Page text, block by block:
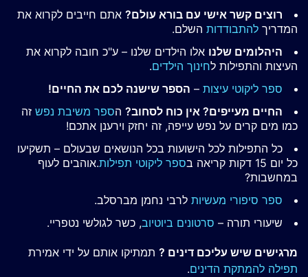
רוצים קשר אישי עם בורא עולם? אתם חייבים לקרוא את
המדריך להתבודדות השלם.
היהלומים שלנו אלו הילדים שלנו – ע"כ חובה לקרוא את
העיצות והתפילות לחינוך הילדים.
ספר ליקוטי עיצות – הספר שישנה לכם את החיים!
החיים מעייפים? אין כוח לסחוב? הספר משיבת נפש זה
כמו מים קרים על נפש עייפה, זה יחזק וירענן אתכם!
כל התפילות לכל הישועות בכל הנושאים שבעולם – תשקיעו
כל יום 15 דקות קריאה ב
ספר ליקוטי תפילות.אוהבים לעוף
במחשבות?
ספר סיפורי מעשיות לרבי נחמן מברסלב.
שיעורי תורה – סרטונים ביוטיוב, כשר לגולשי נטפריי.
מרגישים שיש עליכם דינים ? תמתיקו אותם על ידי אמירת
תפילה להמתקת הדינים.